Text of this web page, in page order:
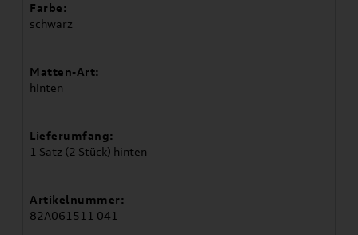
Farbe:
schwarz
Matten-Art:
hinten
Lieferumfang:
1 Satz (2 Stück) hinten
Artikelnummer:
82A061511 041